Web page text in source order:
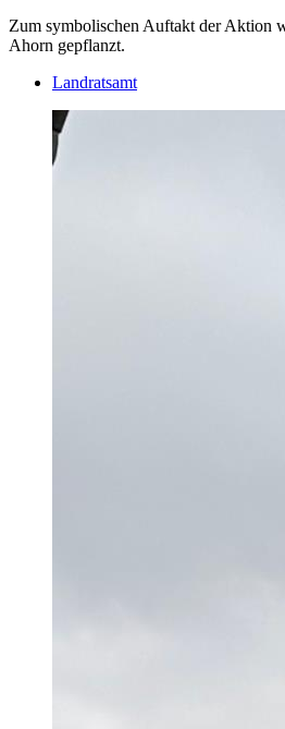
Zum symbolischen Auftakt der Aktion
Ahorn gepflanzt.
Landratsamt